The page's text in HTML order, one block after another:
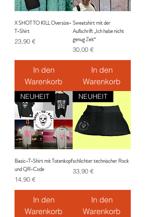
X SHOT TO KILL Oversize-
T-Shirt
Preis
23,90 €
In den
Warenkorb
Sweatshirt mit der
Aufschrift „Ich habe nicht
genug Zeit“
Preis
30,00 €
In den
Warenkorb
NEUHEIT
Basic-T-Shirt mit Totenkopf
und QR-Code
Preis
14,90 €
In den
Warenkorb
NEUHEIT
schlichter technischer Rock
Preis
33,90 €
In den
Warenkorb